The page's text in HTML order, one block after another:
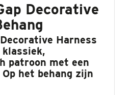
Decorative
Harness
klassiek,
patroon met een
het behang zijn